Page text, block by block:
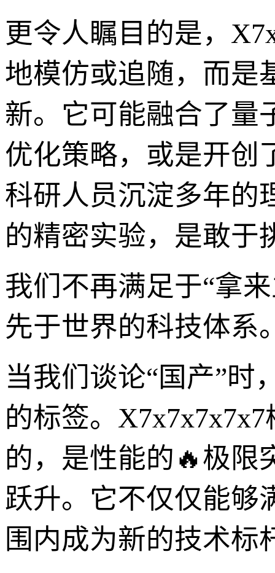
更令人瞩目的是，
地模仿或追随，而是
新。它可能融合了量
优化策略，或是开创
科研人员沉淀多年的
的精密实验，是敢于
我们不再满足于“拿
先于世界的科技体系
当我们谈论“国产”时
的标签。
的，是性能的🔥极限
跃升。它不仅仅能够
围内成为新的技术标